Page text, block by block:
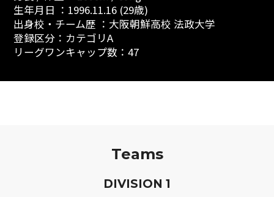
生年月日 ：1996.11.16 (29歳)
出身校・チーム歴 ：大阪朝鮮高校 法政大学
登録区分：カテゴリA
リーグワンキャップ数：47
Teams
DIVISION 1